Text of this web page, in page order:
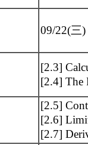
09/22(三
[2.3]
[2.4] The
[2.5]
[2.6]
[2.7]